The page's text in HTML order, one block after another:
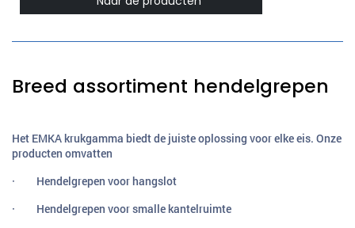
Breed assortiment hendelgrepen
Het EMKA krukgamma biedt de juiste oplossing voor elke eis. Onze
producten omvatten
· Hendelgrepen voor hangslot
· Hendelgrepen voor smalle kantelruimte